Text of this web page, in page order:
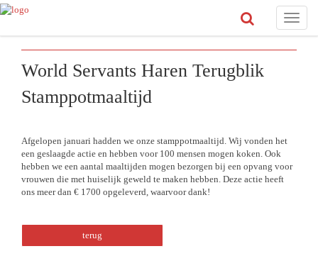
Toggle
World Servants Haren Terugblik
Stamppotmaaltijd
Afgelopen januari hadden we onze stamppotmaaltijd. Wij vonden het
een geslaagde actie en hebben voor 100 mensen mogen koken. Ook
hebben we een aantal maaltijden mogen bezorgen bij een opvang voor
vrouwen die met huiselijk geweld te maken hebben. Deze actie heeft
ons meer dan € 1700 opgeleverd, waarvoor dank!
terug